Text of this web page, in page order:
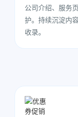
公司介绍、服务
护。持续沉淀内
收录。